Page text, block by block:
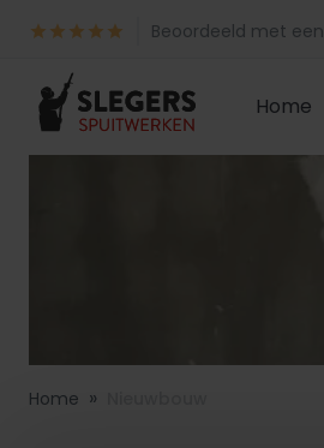
Beoordeeld met een
Home
Home »